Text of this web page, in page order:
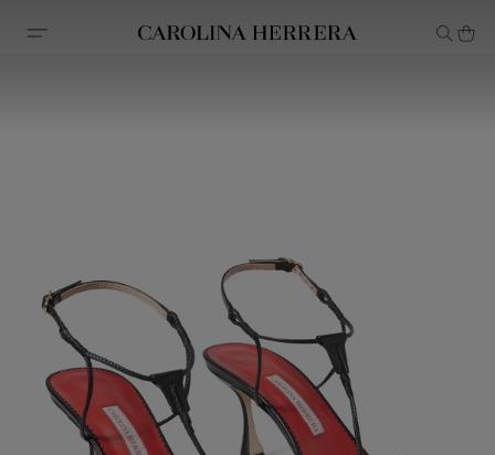
Avis d'accessibilité (lien)